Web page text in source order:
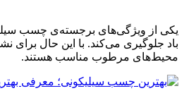
باد جلوگیری می‌کند. با این حال
محیط‌های مرطوب مناسب هستند.